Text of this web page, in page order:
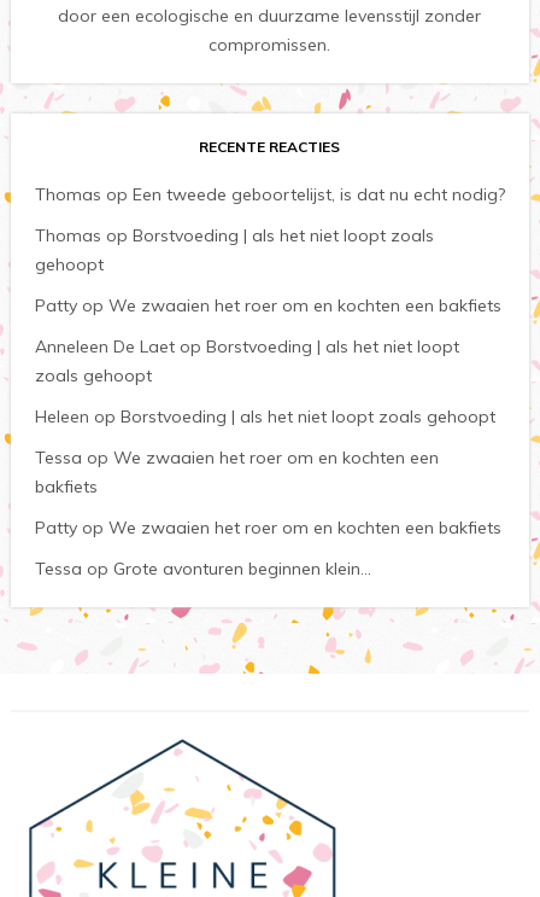
door een ecologische en duurzame levensstijl zonder
compromissen.
RECENTE REACTIES
Thomas op Een tweede geboortelijst, is dat nu echt nodig?
Thomas op Borstvoeding | als het niet loopt zoals
gehoopt
Pattyop We zwaaien het roer om en kochten een bakfiets
Anneleen De Laetop Borstvoeding | als het niet loopt
zoals gehoopt
Heleen op Borstvoeding | als het niet loopt zoals gehoopt
Tessa op We zwaaien het roer om en kochten een
bakfiets
Pattyop We zwaaien het roer om en kochten een bakfiets
Tessa op Grote avonturen beginnen klein…